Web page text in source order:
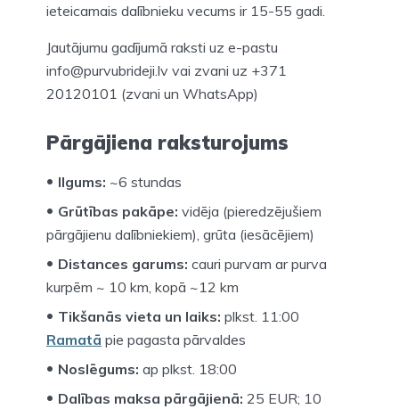
ieteicamais dalībnieku vecums ir 15-55 gadi.
Jautājumu gadījumā raksti uz e-pastu
info@purvubrideji.lv vai zvani uz +371
20120101 (zvani un WhatsApp)
Pārgājiena raksturojums
Ilgums: ~6 stundas
Grūtības pakāpe: vidēja (pieredzējušiem
pārgājienu dalībniekiem), grūta (iesācējiem)
Distances garums: cauri purvam ar purva
kurpēm ~ 10 km, kopā ~12 km
Tikšanās vieta un laiks: plkst. 11:00
Ramatā pie pagasta pārvaldes
Noslēgums: ap plkst. 18:00
Dalības maksa pārgājienā: 25 EUR; 10